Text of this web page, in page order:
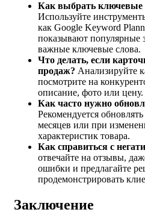
Как выбрать ключевые
Используйте
как Google Keyword
показывают популярные
важные ключевые слова.
Что делать, если
продаж? Анализируйте
посмотрите на
описание, фото или цену.
Как часто нужно
Рекомендуется
месяцев или при
характеристик товара.
Как справиться с
отвечайте на отзывы,
ошибки и предлагайте
продемонстрировать
Заключение